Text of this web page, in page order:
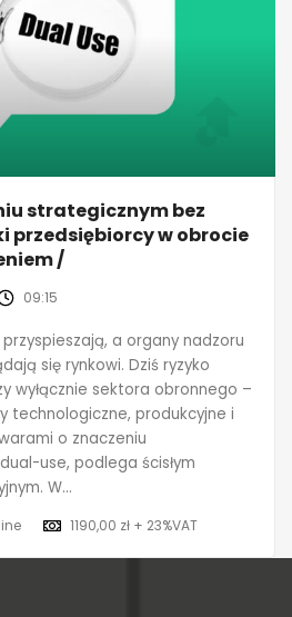
strategicznym bez
przedsiębiorcy w obrocie
/
09:15
a organy nadzoru
się rynkowi. Dziś ryzyko
wyłącznie sektora obronnego –
technologiczne, produkcyjne i
o znaczeniu
use, podlega ścisłym
W...
1190,00 zł + 23%VAT